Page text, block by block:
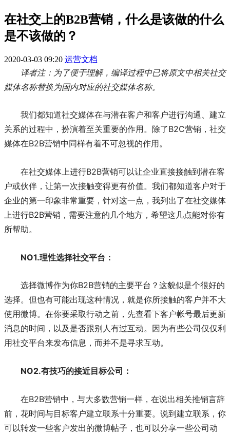
在社交上的B2B营销，什么是该做的什么
是不该做的？
2020-03-03 09:20 运营文档
译者注：为了便于理解，编译过程中已将原文中相关社交
媒体名称替换为国内对应的社交媒体名称。
我们都知道社交媒体在与潜在客户和客户进行沟通、建立
关系的过程中，扮演着至关重要的作用。除了B2C营销，社交
媒体在B2B营销中同样有着不可忽视的作用。
在社交媒体上进行B2B营销可以让企业直接接触到潜在客
户或伙伴，让第一次接触变得更有价值。我们都知道客户对于
企业的第一印象非常重要，针对这一点，我列出了在社交媒体
上进行B2B营销，需要注意的几个地方，希望这几点能对你有
所帮助。
NO1.理性选择社交平台：
选择微博作为你B2B营销的主要平台？这貌似是个很好的
选择。但也有可能出现这种情况，就是你所接触的客户并不大
使用微博。在你要采取行动之前，先查看下客户帐号最后更新
消息的时间，以及是否跟别人有过互动。因为有些公司仅仅利
用社交平台来发布信息，而并不是寻求互动。
NO2.有技巧的接近目标公司：
在B2B营销中，与大多数营销一样，在说出相关推销言辞
前，花时间与目标客户建立联系十分重要。说到建立联系，你
可以转发一些客户发出的微博帖子，也可以分享一些公司动